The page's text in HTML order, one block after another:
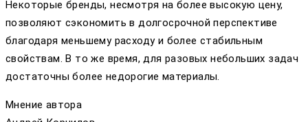
Некоторые бренды, несмотря на более высокую цену,
позволяют сэкономить в долгосрочной перспективе
благодаря меньшему расходу и более стабильным
свойствам. В то же время, для разовых небольших задач
достаточны более недорогие материалы.
Мнение автора